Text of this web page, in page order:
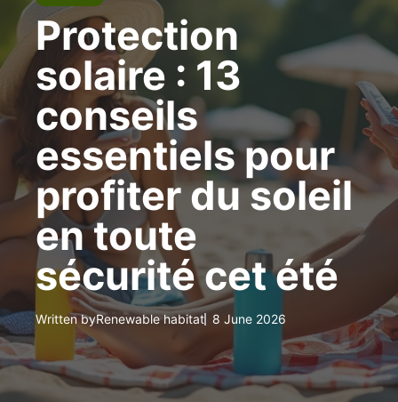
Protection
solaire : 13
conseils
essentiels pour
profiter du soleil
en toute
sécurité cet été
Written byRenewable habitat 8 June 2026